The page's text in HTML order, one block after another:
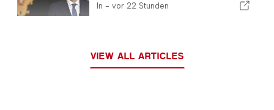
In - vor 22 Stunden
VIEW ALL ARTICLES